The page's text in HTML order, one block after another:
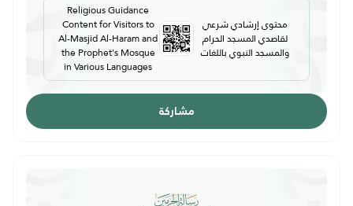
محتوى إرشادي شرعي
لقاصدي المسجد الحرام
والمسجد النبوي باللغات
Religious Guidance
Content for Visitors to
Al-Masjid Al-Haram and
the Prophet's Mosque
in Various Languages
مشاركة